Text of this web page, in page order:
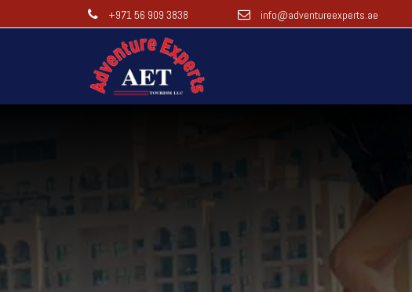
+971 56 909 3838 info@adventureexperts.ae